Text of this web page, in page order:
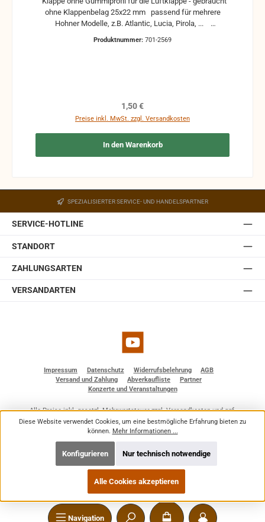
Navigation
ohne Klappenbelag 25x22 mm passend für mehrere
Hohner Modelle, z.B. Atlantic, Lucia, Pirola, ...
Funktion nicht mehr gewährleistet werden und die
Produktnummer: 701-2569
Regulärer Preis:
1,50 €
Preise inkl. MwSt. zzgl. Versandkosten
In den Warenkorb
SPEZIALISIERTER SERVICE- UND HANDELSPARTNER
SERVICE-HOTLINE
STANDORT
ZAHLUNGSARTEN
VERSANDARTEN
YouTube
Impressum Datenschutz Widerrufsbelehrung
AGB
Versand und Zahlung
Abverkaufliste
Partner
Konzerte und Veranstaltungen
Alle Preise inkl. gesetzl. Mehrwertsteuer zzgl.Versandkostenund ggf.
Nachnahmegebühren, wenn nicht anders angegeben.
© 2026 BF - Dienstleistungen - Alle Rechte vorbehalten. Theme by
Diese Website verwendet Cookies, um eine bestmögliche Erfahrung bieten zu
können. Mehr Informationen ...
Nur technisch notwendige
Konfigurieren
Alle Cookies akzeptieren